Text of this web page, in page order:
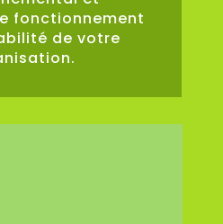
fonctionnement
de votre